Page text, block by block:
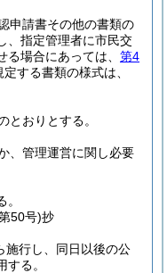
申請書その他の書類の
、指定管理者に市民交
場合にあっては、 第4
定する書類の様式は、
とおりとする。
、管理運営に関し必要
50号)抄
施行し、同日以後の公
る。